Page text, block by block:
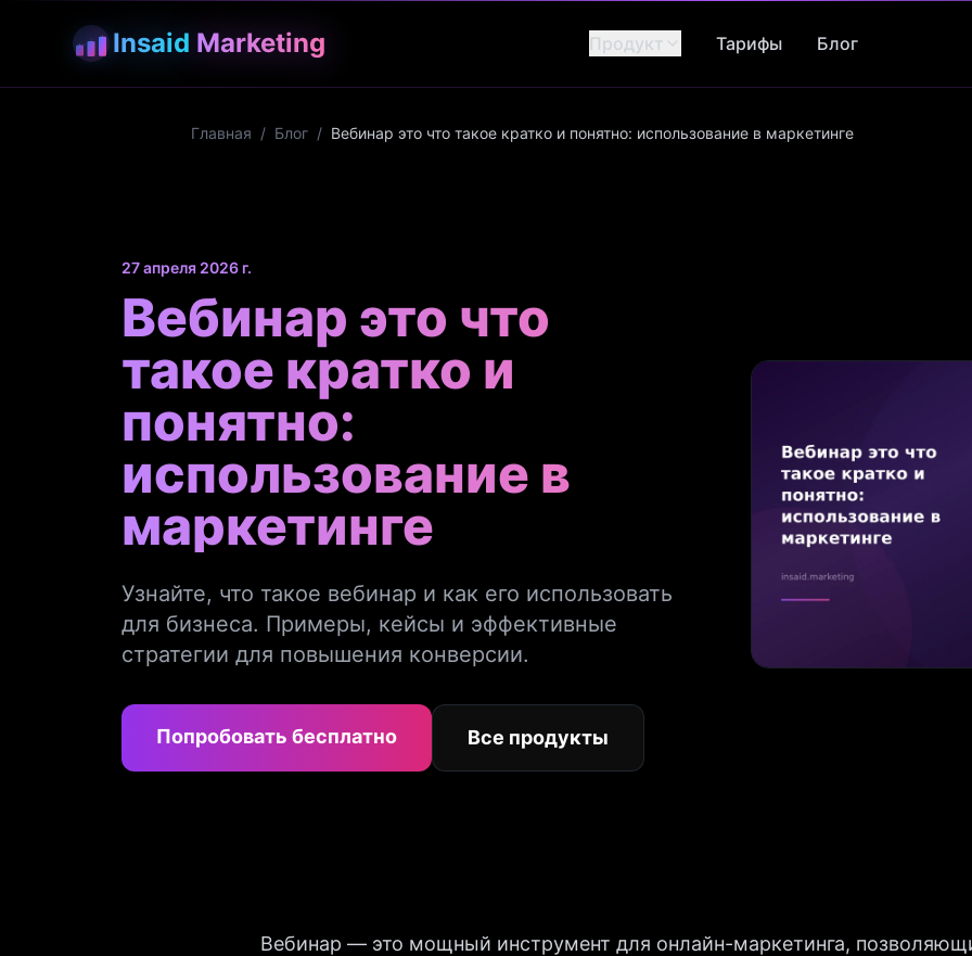
Insaid Marketing Продукт Тарифы Блог
Главная / Блог / Вебинар это что такое кратко и понятно: использование в маркетинге
27 апреля 2026 г.
Вебинар это что
такое кратко и
понятно:
использование в
маркетинге
Узнайте, что такое вебинар и как его использовать
для бизнеса. Примеры, кейсы и эффективные
стратегии для повышения конверсии.
Попробовать бесплатно Все продукты
Вебинар — это мощный инструмент для онлайн-маркетинга,